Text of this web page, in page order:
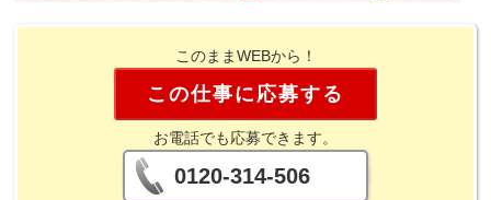
このままWEBから！
この仕事に応募する
お電話でも応募できます。
0120-314-506